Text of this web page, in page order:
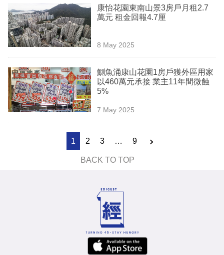
康怡花園東南山景3房戶月租2.7
萬元 租金回報4.7厘
8 May 2025
鰂魚涌康山花園1房戶獲外區用家
以460萬元承接 業主11年間微蝕
5%
7 May 2025
1 2 3 … 9
BACK TO TOP